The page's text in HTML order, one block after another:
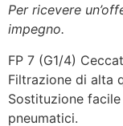
Per ricevere
impegno.
FP 7 (G1/4)
Filtrazione di alta
Sostituzione
pneumatici.